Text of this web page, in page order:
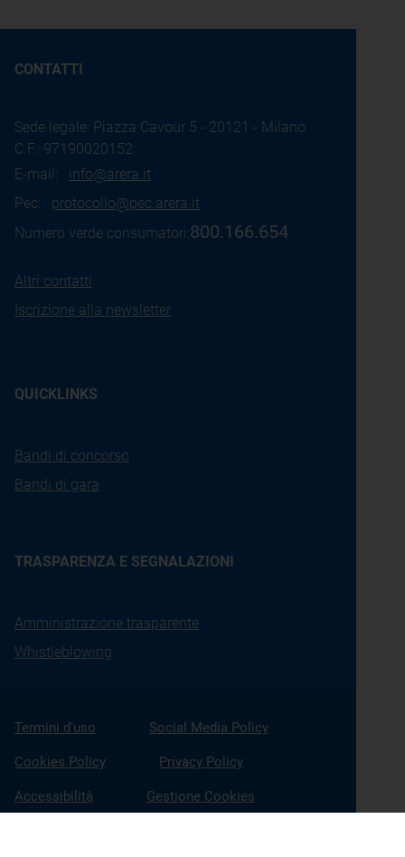
CONTATTI
Sede legale: Piazza Cavour 5 - 20121 - Milano
C.F.: 97190020152
E-mail: info@arera.it
Pec: protocollo@pec.arera.it
Numero verde consumatori:800.166.654
Altri contatti
Iscrizione alla newsletter
QUICKLINKS
Bandi di concorso
Bandi di gara
TRASPARENZA E SEGNALAZIONI
Amministrazione trasparente
Whistleblowing
Termini d'uso Social Media Policy
Cookies Policy Privacy Policy
Accessibilità Gestione Cookies